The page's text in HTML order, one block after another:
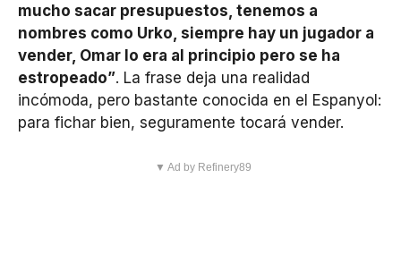
mucho sacar presupuestos, tenemos a
nombres como Urko, siempre hay un jugador a
vender, Omar lo era al principio pero se ha
estropeado”. La frase deja una realidad
incómoda, pero bastante conocida en el Espanyol:
para fichar bien, seguramente tocará vender.
▼ Ad by Refinery89